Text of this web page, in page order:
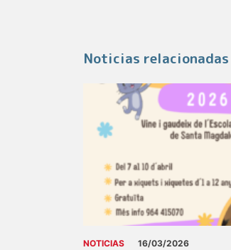
Noticias relacionadas
NOTICIAS 16/03/2026